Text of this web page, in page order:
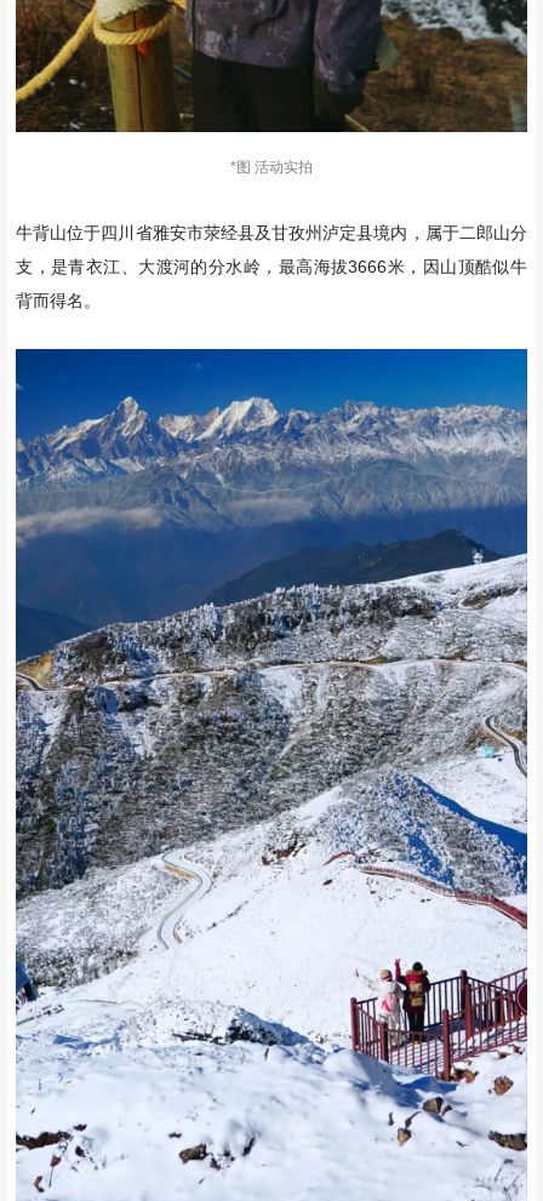
*图 活动实拍
牛背山位于四川省雅安市荥经县及甘孜州泸定县境内，属于二郎山分
支，是青衣江、大渡河的分水岭，最高海拔3666米，因山顶酷似牛
背而得名。